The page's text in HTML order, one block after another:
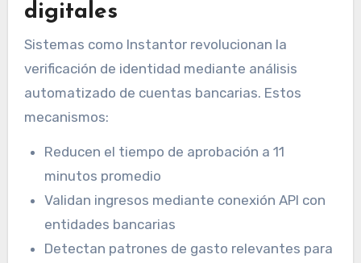
digitales
Sistemas como Instantor revolucionan la
verificación de identidad mediante análisis
automatizado de cuentas bancarias. Estos
mecanismos:
Reducen el tiempo de aprobación a 11
minutos promedio
Validan ingresos mediante conexión API con
entidades bancarias
Detectan patrones de gasto relevantes para